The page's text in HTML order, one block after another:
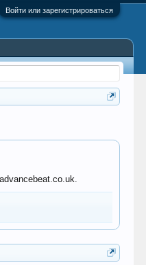
Войти или зарегистрироваться